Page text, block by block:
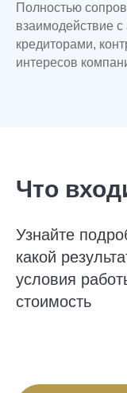
Полностью
взаимодействие
кредиторами,
интересов
Что
Узнайте
какой
условия
стоимость
Яндекс
640 отзывов
Предложение на